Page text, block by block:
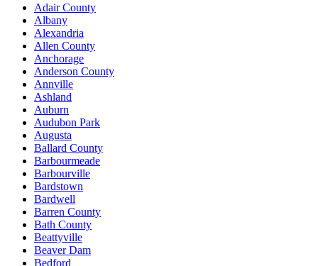
Adair County
Albany
Alexandria
Allen County
Anchorage
Anderson County
Annville
Ashland
Auburn
Audubon Park
Augusta
Ballard County
Barbourmeade
Barbourville
Bardstown
Bardwell
Barren County
Bath County
Beattyville
Beaver Dam
Bedford